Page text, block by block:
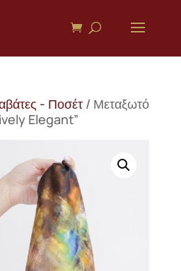
- Ποσέτ/ Μεταξωτό
Elegant”